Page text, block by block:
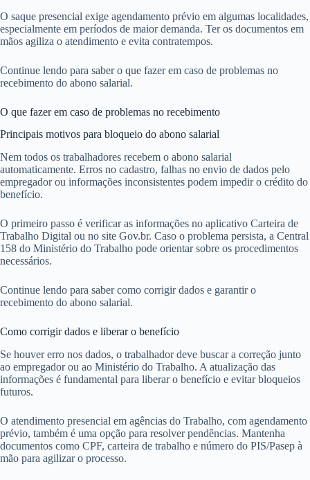
O saque presencial exige agendamento prévio em algumas localidades,
especialmente em períodos de maior demanda. Ter os documentos em
mãos agiliza o atendimento e evita contratempos.
Continue lendo para saber o que fazer em caso de problemas no
recebimento do abono salarial.
O que fazer em caso de problemas no recebimento
Principais motivos para bloqueio do abono salarial
Nem todos os trabalhadores recebem o abono salarial
automaticamente. Erros no cadastro, falhas no envio de dados pelo
empregador ou informações inconsistentes podem impedir o crédito do
benefício.
O primeiro passo é verificar as informações no aplicativo Carteira de
Trabalho Digital ou no site Gov.br. Caso o problema persista, a Central
158 do Ministério do Trabalho pode orientar sobre os procedimentos
necessários.
Continue lendo para saber como corrigir dados e garantir o
recebimento do abono salarial.
Como corrigir dados e liberar o benefício
Se houver erro nos dados, o trabalhador deve buscar a correção junto
ao empregador ou ao Ministério do Trabalho. A atualização das
informações é fundamental para liberar o benefício e evitar bloqueios
futuros.
O atendimento presencial em agências do Trabalho, com agendamento
prévio, também é uma opção para resolver pendências. Mantenha
documentos como CPF, carteira de trabalho e número do PIS/Pasep à
mão para agilizar o processo.